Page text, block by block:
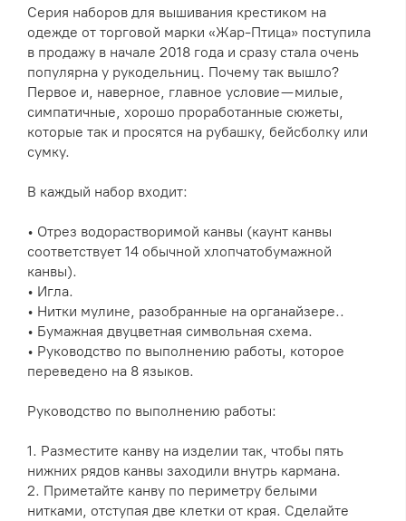
Серия наборов для вышивания крестиком на
одежде от торговой марки «Жар-Птица» поступила
в продажу в начале 2018 года и сразу стала очень
популярна у рукодельниц. Почему так вышло?
Первое и, наверное, главное условие — милые,
симпатичные, хорошо проработанные сюжеты,
которые так и просятся на рубашку, бейсболку или
сумку.
В каждый набор входит:
• Отрез водорастворимой канвы (каунт канвы
соответствует 14 обычной хлопчатобумажной
канвы).
• Игла.
• Нитки мулине, разобранные на органайзере..
• Бумажная двуцветная символьная схема.
• Руководство по выполнению работы, которое
переведено на 8 языков.
Руководство по выполнению работы:
1. Разместите канву на изделии так, чтобы пять
нижних рядов канвы заходили внутрь кармана.
2. Приметайте канву по периметру белыми
нитками, отступая две клетки от края. Сделайте